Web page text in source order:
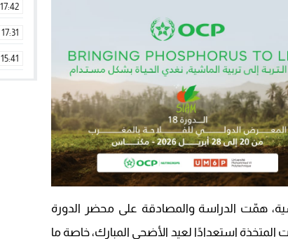
همّت الدراسة والمصادقة على محضر الدورة
المتخذة استعدادًا لعيد الأضحى المبارك، خاصة ما
17:42
17:31
15:41